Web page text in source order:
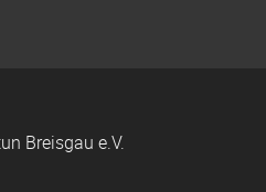
Breisgau e.V.